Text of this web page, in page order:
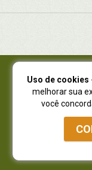
Juruá
Juruá
NOVO ENDEREÇO:
Atendimento: (41)
Uso de cookies
melhorar sua
você